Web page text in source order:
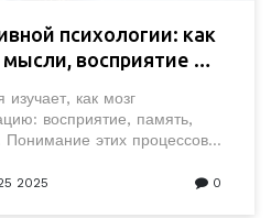
психологии: как
восприятие и
изучает, как мозг
восприятие, память,
этих процессов
манипуляциям.
2025 0